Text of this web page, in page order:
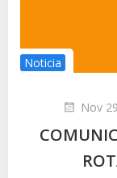
Noticia
Nov 29